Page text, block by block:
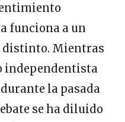
funciona a un
Mientras
independentista
la pasada
se ha diluido